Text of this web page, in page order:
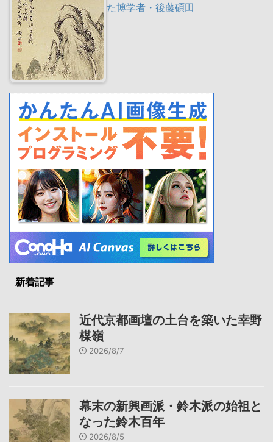
た博学者・後藤碩田
新着記事
近代京都画壇の土台を築いた幸野
楳嶺
2026/8/7
幕末の新興画派・鈴木派の始祖と
なった鈴木百年
2026/8/5